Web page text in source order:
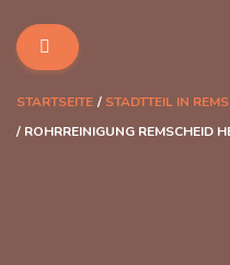
STARTSEITE
STADTTEIL IN
ROHRREINIGUNG REMSCHEID